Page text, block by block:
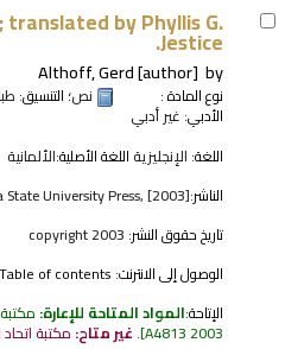
by Phyllis G.
Jestice.
by
Althoff, Gerd[author]
نوع المادة : نص؛ التنسيق:
الأدبي: غير أدبي
اللغة: الإنجليزية اللغة الأصلية:الألمانية
الناشر:University Press, [2003]
تاريخ حقوق النشر:
الوصول إلى الانترنت: Table of contents
الإتاحة:المواد المتاحة للإعارة:
A4813 2003
.غير متاح:مكتبة